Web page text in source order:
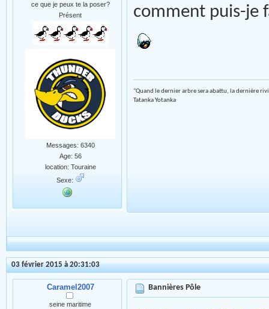
ce que je peux te la poser?
Présent
Messages: 6340
Age: 56
location: Touraine
Sexe:
comment puis-je
"Quand le dernier arbre sera abattu, la dernière
Tatanka Yotanka
03 février 2015 à 20:31:03
Caramel2007
seine maritime
Bannières Pôle